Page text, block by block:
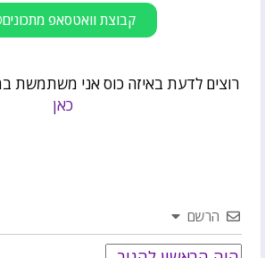
קבוצת וואטסאפ מתכונים
רוצים לדעת באיזה כוס אני משתמשת
כאן
הרשם